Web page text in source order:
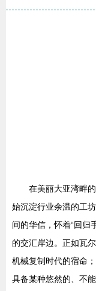
在美丽大亚湾畔
始沉淀行业余温的工
间的华信，怀着“回归
的交汇岸边。正如瓦
机械复制时代的宿命
具备某种悠然的、不